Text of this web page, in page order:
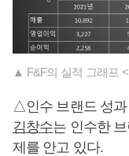
▲ F&F의 실적 그래프
△인수 브랜드 성
김창수는 인수한
제를 안고 있다.